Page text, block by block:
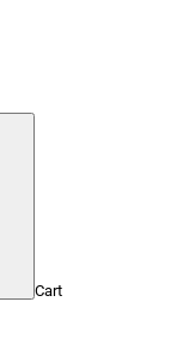
Cart